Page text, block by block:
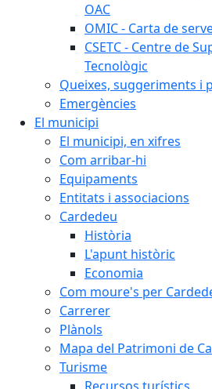
OAC
OMIC - Carta de
CSETC - Centre de
Tecnològic
Queixes, suggeriments i
Emergències
El municipi
El municipi, en xifres
Com arribar-hi
Equipaments
Entitats i associacions
Cardedeu
Història
L'apunt històric
Economia
Com moure's per
Carrerer
Plànols
Mapa del Patrimoni de
Turisme